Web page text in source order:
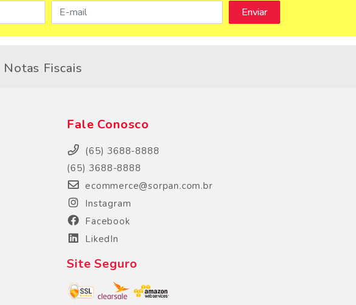
Notas Fiscais
Fale Conosco
(65) 3688-8888
(65) 3688-8888
ecommerce@sorpan.com.br
Instagram
Facebook
LikedIn
Site Seguro